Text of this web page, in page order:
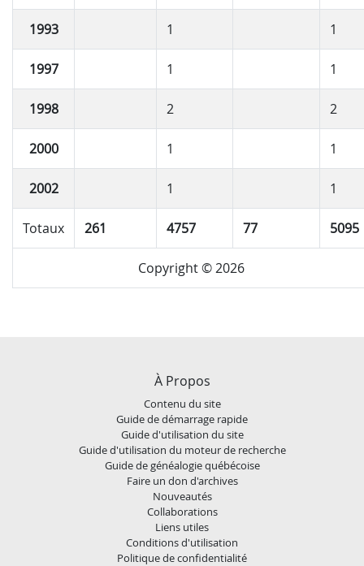
1993 1 1
1997 1 1
1998 2 2
2000 1 1
2002 1 1
Totaux 261 4757 77 5095
Copyright © 2026
À Propos
Contenu du site
Guide de démarrage rapide
Guide d'utilisation du site
Guide d'utilisation du moteur de recherche
Guide de généalogie québécoise
Faire un don d'archives
Nouveautés
Collaborations
Liens utiles
Conditions d'utilisation
Politique de confidentialité